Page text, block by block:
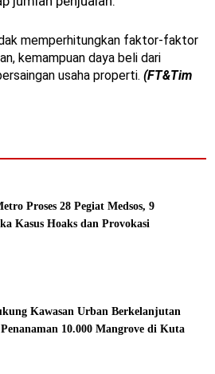
memperhitungkan faktor-faktor
kemampuan daya beli dari
usaha properti. (FT&Tim
Proses 28 Pegiat Medsos, 9
Kasus Hoaks dan Provokasi
Kawasan Urban Berkelanjutan
10.000 Mangrove di Kuta